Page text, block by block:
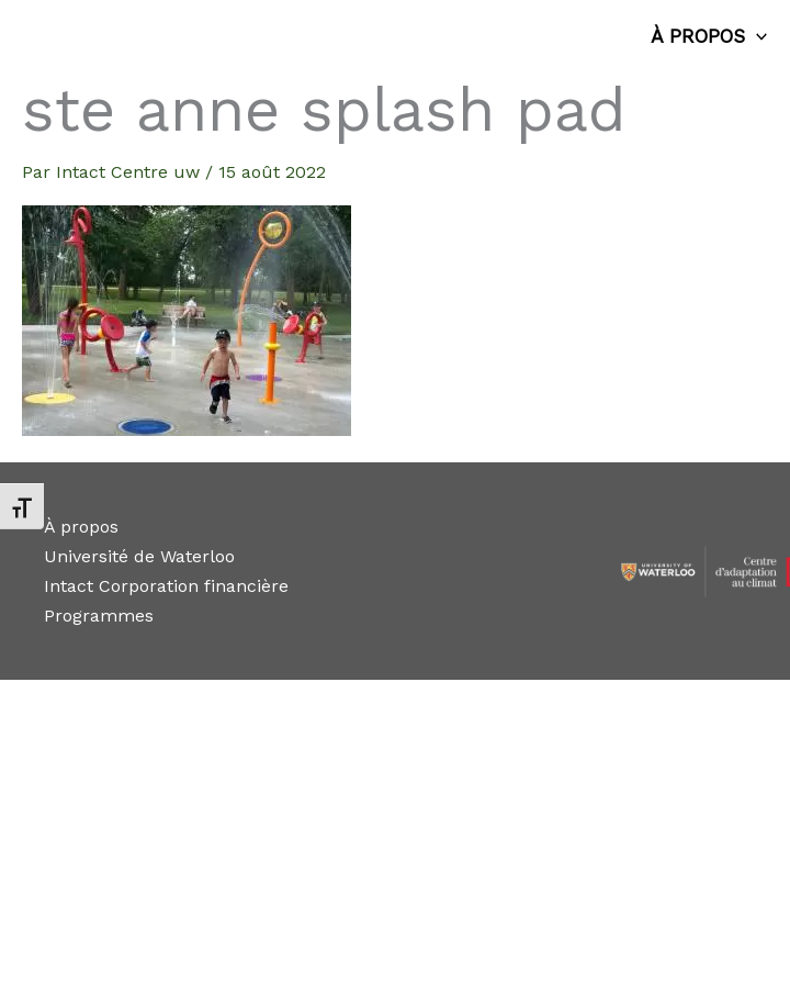
Changer la taille de la police
À PROPOS
ste anne splash pad
Par Intact Centre uw / 15 août 2022
À propos
Université de Waterloo
Intact Corporation financière
Programmes